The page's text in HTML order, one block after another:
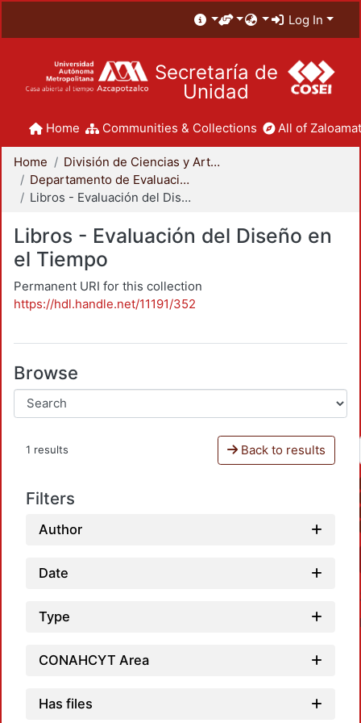
Log In
Secretaría de
Unidad
Home Communities & Collections All of
Home
División de Ciencias y Artes para el Diseño
Departamento de Evaluación del Diseño en el Tiempo
Libros - Evaluación del Diseño en el Tiempo
Libros - Evaluación del Diseño en
el Tiempo
Permanent URI for this collection
https://hdl.handle.net/11191/352
Browse
1 results Back to results
Filters
Author
Date
Type
CONAHCYT Area
Has files